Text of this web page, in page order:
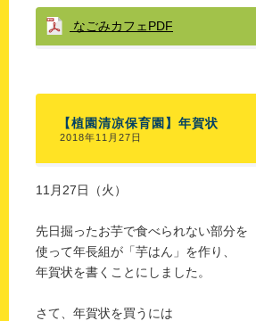
なごみカフェPDF
【植園清凉保育園】年賀状
2018年11月27日
11月27日（火）
先日掘ったお芋で食べられない部分を
使って年長組が「芋はん」を作り、
年賀状を書くことにしました。
さて、年賀状を買うには